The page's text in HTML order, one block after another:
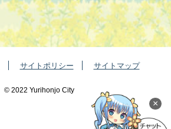
×
サイトポリシー サイトマップ
©️ 2022 Yurihonjo City